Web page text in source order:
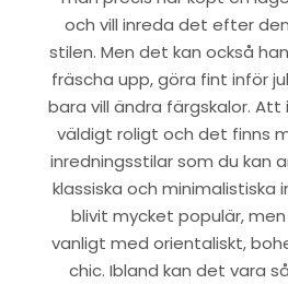
och vill inreda det efter
stilen. Men det kan också
fräscha upp, göra fint inför
bara vill ändra färgskalor.
väldigt roligt och det finns
inredningsstilar som du kan
klassiska och minimalistiska
blivit mycket populär,
vanligt med orientaliskt,
chic. Ibland kan det vara